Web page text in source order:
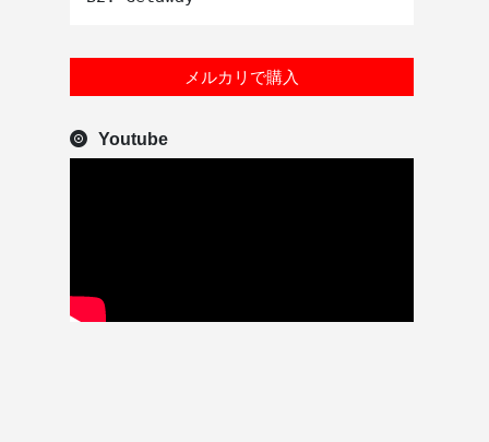
メルカリで購入
Youtube